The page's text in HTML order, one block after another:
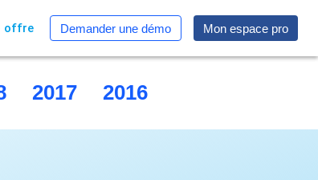
offre Demander une démo Mon espace pro
2017 2016